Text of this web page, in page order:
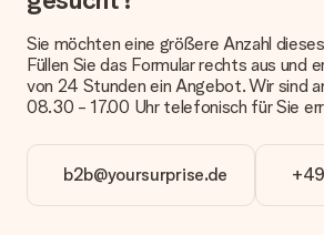
Zahlung
Wie kann ich meine Bestellung
Wir bieten die folgenden
mit normaler Überweisung,
Kreditkarte oder auf Rechnung über
Geschenks jedoch um 3 Werktage.
Geschenk empfangen
Sie möchten eine größere Anzahl
Füllen Sie das Formular rechts aus und
von 24 Stunden ein Angebot. Wir sind
08.30 - 17.00 Uhr telefonisch für Sie
b2b@yoursurprise.de